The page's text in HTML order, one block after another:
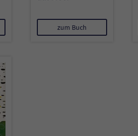
zum Buch
tx_pwcomments_ahash